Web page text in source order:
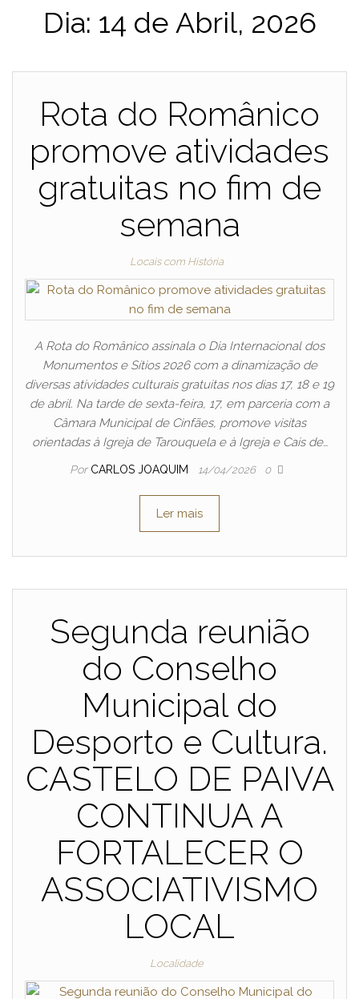
Dia: 14 de Abril, 2026
Rota do Românico
promove atividades
gratuitas no fim de
semana
Locais com História
A Rota do Românico assinala o Dia Internacional dos
Monumentos e Sítios 2026 com a dinamização de
diversas atividades culturais gratuitas nos dias 17, 18 e 19
de abril. Na tarde de sexta-feira, 17, em parceria com a
Câmara Municipal de Cinfães, promove visitas
orientadas à Igreja de Tarouquela e à Igreja e Cais de…
Por CARLOS JOAQUIM 14/04/2026 0
Ler mais
Segunda reunião
do Conselho
Municipal do
Desporto e Cultura.
CASTELO DE PAIVA
CONTINUA A
FORTALECER O
ASSOCIATIVISMO
LOCAL
Localidade